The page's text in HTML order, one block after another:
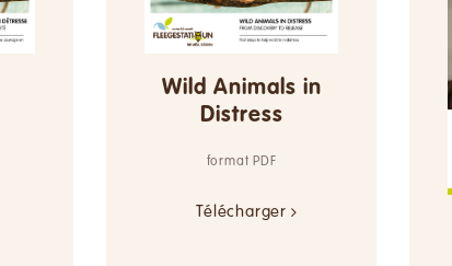
Wild Animals in
Distress
format PDF
Télécharger